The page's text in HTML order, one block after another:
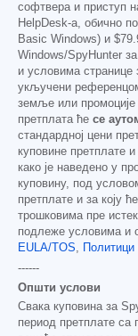
софтвера и приступ
HelpDesk-а, обично
Basic Windows) и
Windows/SpyHunter
и условима странице
укључени
земље или
претплата ће се
стандардној цени
куповине претплате
како је наведено у
куповину, под
претплате и за коју
трошковима пре
подлеже условима и
EULA/TOS
Политици
------
Општи услови
Свака куповина за
период претплате са